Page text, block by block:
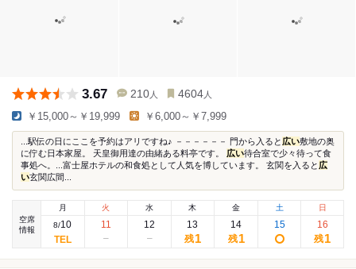
3.67 210 人 4604 人
￥15,000～￥19,999 ￥6,000～￥7,999
...駅伝の日にここを予約はアリですね♪ －－－－－－ 門から入ると 広い敷地の奥
に佇む日本家屋。 天皇御用達の由緒ある料亭です。 広い待合室で少々待って食
事処へ。...富士屋ホテルの和食処として人気を博しています。 玄関を入ると 広
い玄関広間...
空席
情報
月
8/10
火
11
水
12
木
13
残1
金
14
残1
土
15
日
16
残1